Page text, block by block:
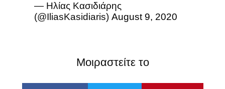
— Ηλίας Κασιδιάρης
(@IliasKasidiaris) August 9, 2020
Μοιραστείτε το